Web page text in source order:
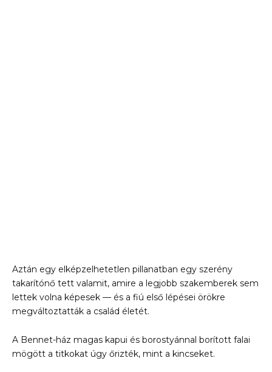
Aztán egy elképzelhetetlen pillanatban egy szerény
takarítónő tett valamit, amire a legjobb szakemberek sem
lettek volna képesek — és a fiú első lépései örökre
megváltoztatták a család életét.
A Bennet-ház magas kapui és borostyánnal borított falai
mögött a titkokat úgy őrizték, mint a kincseket.